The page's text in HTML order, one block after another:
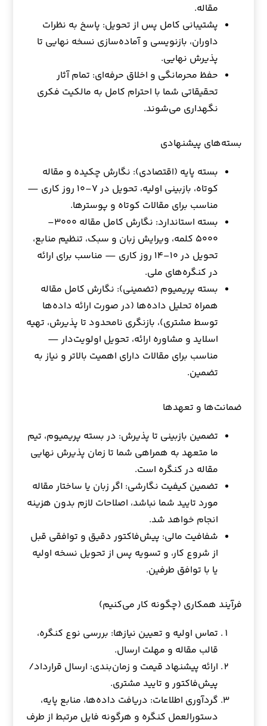
مقاله.
پشتیبانی کامل پس از تحویل: پاسخ به نظرات
داوران، بازنویسی و آماده‌سازی نسخه نهایی تا
پذیرش نهایی.
حفظ محرمانگی و اخلاق حرفه‌ای: تمام آثار
تحقیقاتی شما با احترام کامل به مالکیت فکری
نگهداری می‌شوند.
بسته‌های پیشنهادی
بسته پایه (اقتصادی): نگارش چکیده و مقاله
کوتاه، بازبینی اولیه، تحویل در ۷–۱۰ روز کاری —
مناسب برای مقالات کوتاه و پوسترها.
بسته استاندارد: نگارش کامل مقاله ۳۰۰۰–
۵۰۰۰ کلمه، ویرایش زبان و سبک، تنظیم منابع،
تحویل در ۱۰–۱۴ روز کاری — مناسب برای ارائه
در کنگره‌های ملی.
بسته پریمیوم (تضمینی): نگارش کامل مقاله
همراه تحلیل داده‌ها (در صورت ارائه داده‌ها
توسط مشتری)، بازنگری نامحدود تا پذیرش، تهیه
اسلاید و مشاوره ارائه، تحویل اولویت‌دار —
مناسب برای مقالات دارای اهمیت بالاتر و نیاز به
تضمین.
ضمانت‌ها و تعهدها
تضمین بازبینی تا پذیرش: در بسته پریمیوم، تیم
ما متعهد به همراهی شما تا زمان پذیرش نهایی
مقاله در کنگره است.
تضمین کیفیت نگارشی: اگر زبان یا ساختار مقاله
مورد تایید شما نباشد، اصلاحات لازم بدون هزینه
انجام خواهد شد.
شفافیت مالی: پیش‌فاکتور دقیق و توافقی قبل
از شروع کار، و تسویه پس از تحویل نسخه اولیه
یا با توافق طرفین.
فرآیند همکاری (چگونه کار می‌کنیم)
تماس اولیه و تعیین نیازها: بررسی نوع کنگره،
قالب مقاله و مهلت ارسال.
ارائه پیشنهاد قیمت و زمان‌بندی: ارسال قرارداد/
پیش‌فاکتور و تایید مشتری.
گردآوری اطلاعات: دریافت داده‌ها، منابع پایه،
دستورالعمل کنگره و هرگونه فایل مرتبط از طرف